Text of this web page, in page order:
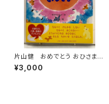
片山健 おめでとう おひさま
中川ひろたか カット入り 片山
健のサイン 2011年 初版
¥3,000